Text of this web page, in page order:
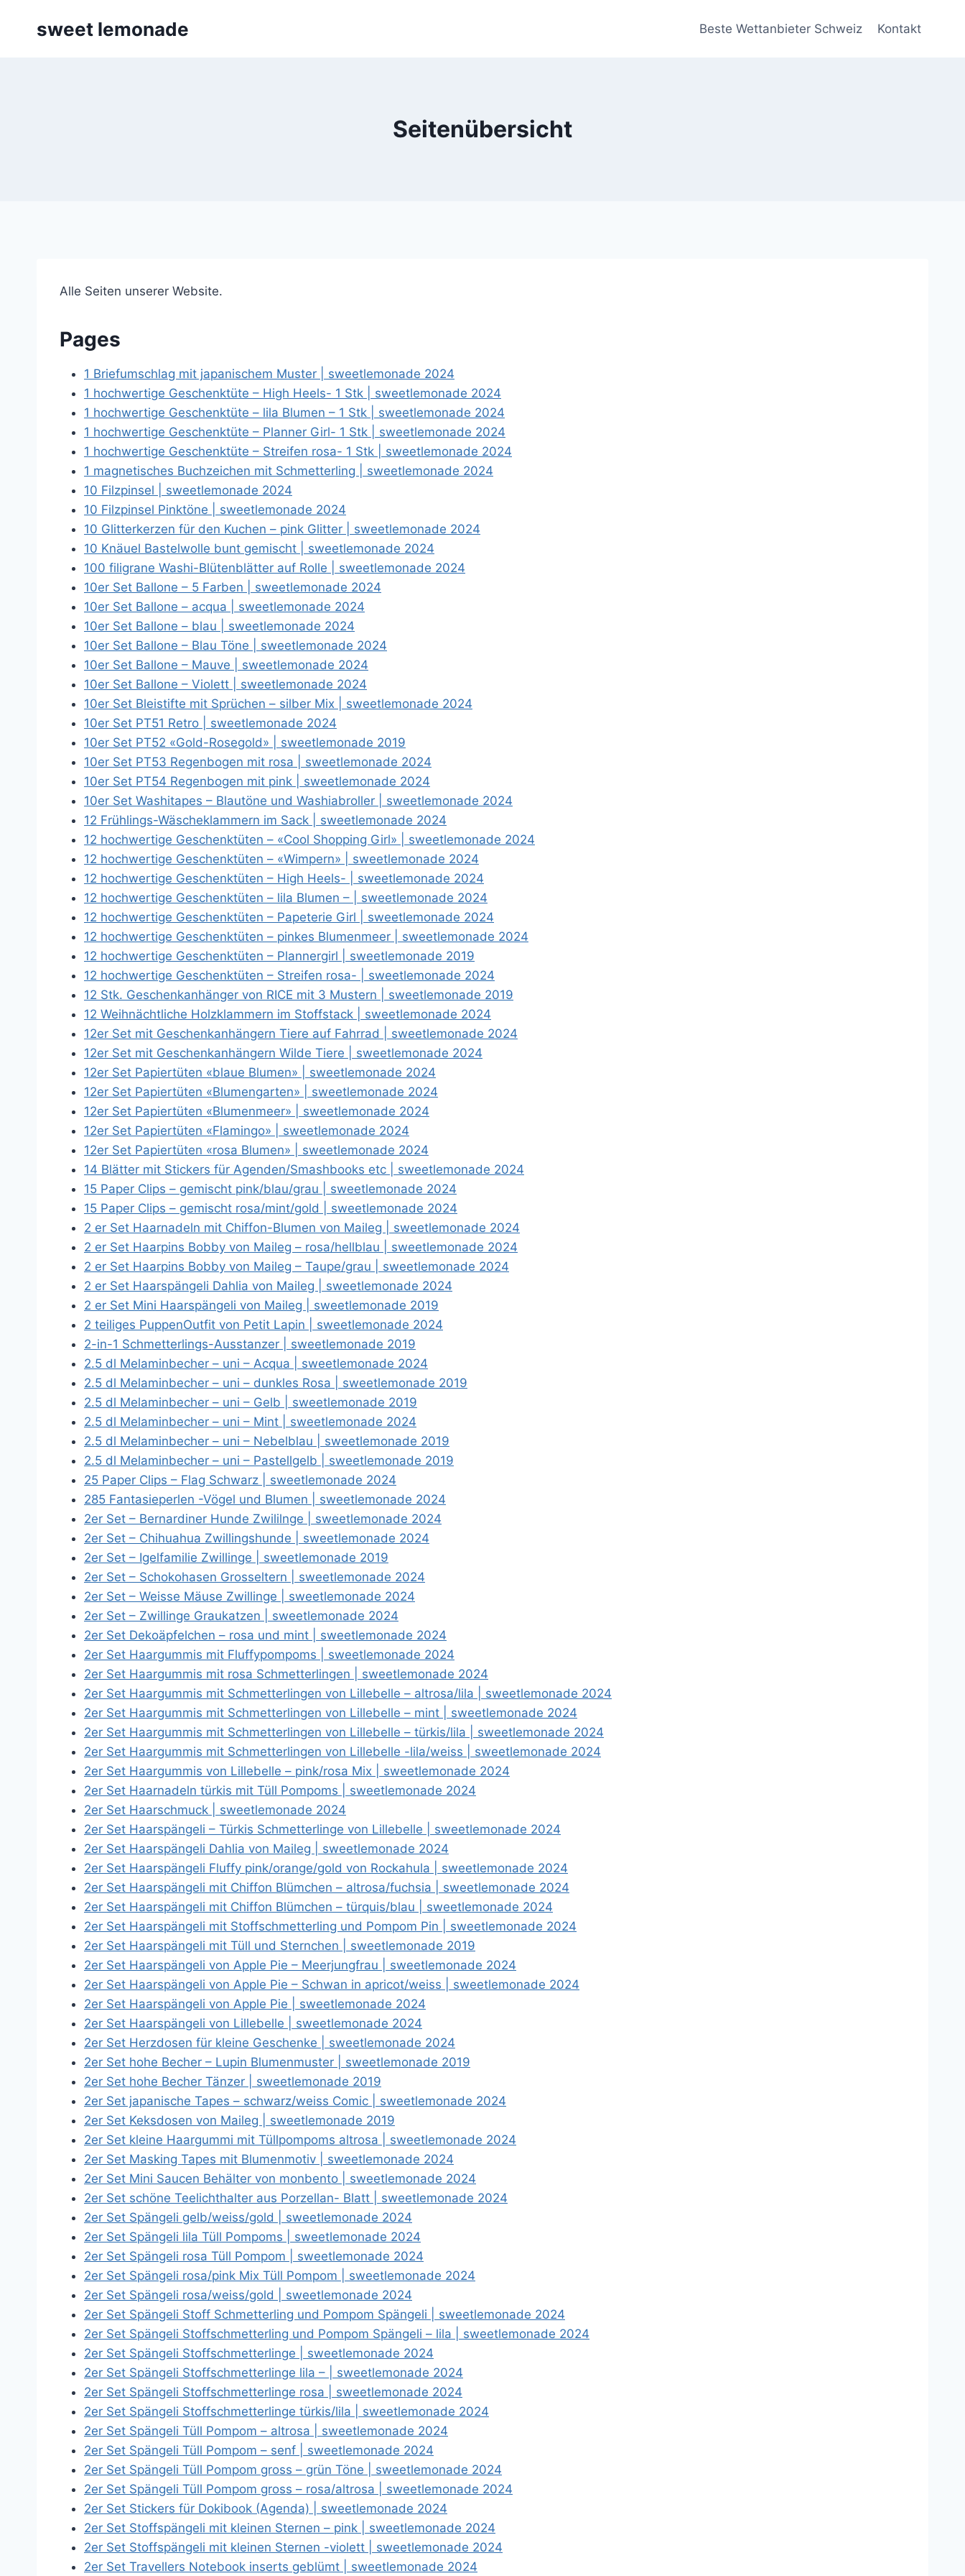
sweet lemonade Beste Wettanbieter Schweiz Kontakt
Seitenübersicht
Alle Seiten unserer Website.
Pages
1 Briefumschlag mit japanischem Muster | sweetlemonade 2024
1 hochwertige Geschenktüte – High Heels- 1 Stk | sweetlemonade 2024
1 hochwertige Geschenktüte – lila Blumen – 1 Stk | sweetlemonade 2024
1 hochwertige Geschenktüte – Planner Girl- 1 Stk | sweetlemonade 2024
1 hochwertige Geschenktüte – Streifen rosa- 1 Stk | sweetlemonade 2024
1 magnetisches Buchzeichen mit Schmetterling | sweetlemonade 2024
10 Filzpinsel | sweetlemonade 2024
10 Filzpinsel Pinktöne | sweetlemonade 2024
10 Glitterkerzen für den Kuchen – pink Glitter | sweetlemonade 2024
10 Knäuel Bastelwolle bunt gemischt | sweetlemonade 2024
100 filigrane Washi-Blütenblätter auf Rolle | sweetlemonade 2024
10er Set Ballone – 5 Farben | sweetlemonade 2024
10er Set Ballone – acqua | sweetlemonade 2024
10er Set Ballone – blau | sweetlemonade 2024
10er Set Ballone – Blau Töne | sweetlemonade 2024
10er Set Ballone – Mauve | sweetlemonade 2024
10er Set Ballone – Violett | sweetlemonade 2024
10er Set Bleistifte mit Sprüchen – silber Mix | sweetlemonade 2024
10er Set PT51 Retro | sweetlemonade 2024
10er Set PT52 «Gold-Rosegold» | sweetlemonade 2019
10er Set PT53 Regenbogen mit rosa | sweetlemonade 2024
10er Set PT54 Regenbogen mit pink | sweetlemonade 2024
10er Set Washitapes – Blautöne und Washiabroller | sweetlemonade 2024
12 Frühlings-Wäscheklammern im Sack | sweetlemonade 2024
12 hochwertige Geschenktüten – «Cool Shopping Girl» | sweetlemonade 2024
12 hochwertige Geschenktüten – «Wimpern» | sweetlemonade 2024
12 hochwertige Geschenktüten – High Heels- | sweetlemonade 2024
12 hochwertige Geschenktüten – lila Blumen – | sweetlemonade 2024
12 hochwertige Geschenktüten – Papeterie Girl | sweetlemonade 2024
12 hochwertige Geschenktüten – pinkes Blumenmeer | sweetlemonade 2024
12 hochwertige Geschenktüten – Plannergirl | sweetlemonade 2019
12 hochwertige Geschenktüten – Streifen rosa- | sweetlemonade 2024
12 Stk. Geschenkanhänger von RICE mit 3 Mustern | sweetlemonade 2019
12 Weihnächtliche Holzklammern im Stoffstack | sweetlemonade 2024
12er Set mit Geschenkanhängern Tiere auf Fahrrad | sweetlemonade 2024
12er Set mit Geschenkanhängern Wilde Tiere | sweetlemonade 2024
12er Set Papiertüten «blaue Blumen» | sweetlemonade 2024
12er Set Papiertüten «Blumengarten» | sweetlemonade 2024
12er Set Papiertüten «Blumenmeer» | sweetlemonade 2024
12er Set Papiertüten «Flamingo» | sweetlemonade 2024
12er Set Papiertüten «rosa Blumen» | sweetlemonade 2024
14 Blätter mit Stickers für Agenden/Smashbooks etc | sweetlemonade 2024
15 Paper Clips – gemischt pink/blau/grau | sweetlemonade 2024
15 Paper Clips – gemischt rosa/mint/gold | sweetlemonade 2024
2 er Set Haarnadeln mit Chiffon-Blumen von Maileg | sweetlemonade 2024
2 er Set Haarpins Bobby von Maileg – rosa/hellblau | sweetlemonade 2024
2 er Set Haarpins Bobby von Maileg – Taupe/grau | sweetlemonade 2024
2 er Set Haarspängeli Dahlia von Maileg | sweetlemonade 2024
2 er Set Mini Haarspängeli von Maileg | sweetlemonade 2019
2 teiliges PuppenOutfit von Petit Lapin | sweetlemonade 2024
2-in-1 Schmetterlings-Ausstanzer | sweetlemonade 2019
2.5 dl Melaminbecher – uni – Acqua | sweetlemonade 2024
2.5 dl Melaminbecher – uni – dunkles Rosa | sweetlemonade 2019
2.5 dl Melaminbecher – uni – Gelb | sweetlemonade 2019
2.5 dl Melaminbecher – uni – Mint | sweetlemonade 2024
2.5 dl Melaminbecher – uni – Nebelblau | sweetlemonade 2019
2.5 dl Melaminbecher – uni – Pastellgelb | sweetlemonade 2019
25 Paper Clips – Flag Schwarz | sweetlemonade 2024
285 Fantasieperlen -Vögel und Blumen | sweetlemonade 2024
2er Set – Bernardiner Hunde Zwililnge | sweetlemonade 2024
2er Set – Chihuahua Zwillingshunde | sweetlemonade 2024
2er Set – Igelfamilie Zwillinge | sweetlemonade 2019
2er Set – Schokohasen Grosseltern | sweetlemonade 2024
2er Set – Weisse Mäuse Zwillinge | sweetlemonade 2024
2er Set – Zwillinge Graukatzen | sweetlemonade 2024
2er Set Dekoäpfelchen – rosa und mint | sweetlemonade 2024
2er Set Haargummis mit Fluffypompoms | sweetlemonade 2024
2er Set Haargummis mit rosa Schmetterlingen | sweetlemonade 2024
2er Set Haargummis mit Schmetterlingen von Lillebelle – altrosa/lila | sweetlemonade 2024
2er Set Haargummis mit Schmetterlingen von Lillebelle – mint | sweetlemonade 2024
2er Set Haargummis mit Schmetterlingen von Lillebelle – türkis/lila | sweetlemonade 2024
2er Set Haargummis mit Schmetterlingen von Lillebelle -lila/weiss | sweetlemonade 2024
2er Set Haargummis von Lillebelle – pink/rosa Mix | sweetlemonade 2024
2er Set Haarnadeln türkis mit Tüll Pompoms | sweetlemonade 2024
2er Set Haarschmuck | sweetlemonade 2024
2er Set Haarspängeli – Türkis Schmetterlinge von Lillebelle | sweetlemonade 2024
2er Set Haarspängeli Dahlia von Maileg | sweetlemonade 2024
2er Set Haarspängeli Fluffy pink/orange/gold von Rockahula | sweetlemonade 2024
2er Set Haarspängeli mit Chiffon Blümchen – altrosa/fuchsia | sweetlemonade 2024
2er Set Haarspängeli mit Chiffon Blümchen – türquis/blau | sweetlemonade 2024
2er Set Haarspängeli mit Stoffschmetterling und Pompom Pin | sweetlemonade 2024
2er Set Haarspängeli mit Tüll und Sternchen | sweetlemonade 2019
2er Set Haarspängeli von Apple Pie – Meerjungfrau | sweetlemonade 2024
2er Set Haarspängeli von Apple Pie – Schwan in apricot/weiss | sweetlemonade 2024
2er Set Haarspängeli von Apple Pie | sweetlemonade 2024
2er Set Haarspängeli von Lillebelle | sweetlemonade 2024
2er Set Herzdosen für kleine Geschenke | sweetlemonade 2024
2er Set hohe Becher – Lupin Blumenmuster | sweetlemonade 2019
2er Set hohe Becher Tänzer | sweetlemonade 2019
2er Set japanische Tapes – schwarz/weiss Comic | sweetlemonade 2024
2er Set Keksdosen von Maileg | sweetlemonade 2019
2er Set kleine Haargummi mit Tüllpompoms altrosa | sweetlemonade 2024
2er Set Masking Tapes mit Blumenmotiv | sweetlemonade 2024
2er Set Mini Saucen Behälter von monbento | sweetlemonade 2024
2er Set schöne Teelichthalter aus Porzellan- Blatt | sweetlemonade 2024
2er Set Spängeli gelb/weiss/gold | sweetlemonade 2024
2er Set Spängeli lila Tüll Pompoms | sweetlemonade 2024
2er Set Spängeli rosa Tüll Pompom | sweetlemonade 2024
2er Set Spängeli rosa/pink Mix Tüll Pompom | sweetlemonade 2024
2er Set Spängeli rosa/weiss/gold | sweetlemonade 2024
2er Set Spängeli Stoff Schmetterling und Pompom Spängeli | sweetlemonade 2024
2er Set Spängeli Stoffschmetterling und Pompom Spängeli – lila | sweetlemonade 2024
2er Set Spängeli Stoffschmetterlinge | sweetlemonade 2024
2er Set Spängeli Stoffschmetterlinge lila – | sweetlemonade 2024
2er Set Spängeli Stoffschmetterlinge rosa | sweetlemonade 2024
2er Set Spängeli Stoffschmetterlinge türkis/lila | sweetlemonade 2024
2er Set Spängeli Tüll Pompom – altrosa | sweetlemonade 2024
2er Set Spängeli Tüll Pompom – senf | sweetlemonade 2024
2er Set Spängeli Tüll Pompom gross – grün Töne | sweetlemonade 2024
2er Set Spängeli Tüll Pompom gross – rosa/altrosa | sweetlemonade 2024
2er Set Stickers für Dokibook (Agenda) | sweetlemonade 2024
2er Set Stoffspängeli mit kleinen Sternen – pink | sweetlemonade 2024
2er Set Stoffspängeli mit kleinen Sternen -violett | sweetlemonade 2024
2er Set Travellers Notebook inserts geblümt | sweetlemonade 2024